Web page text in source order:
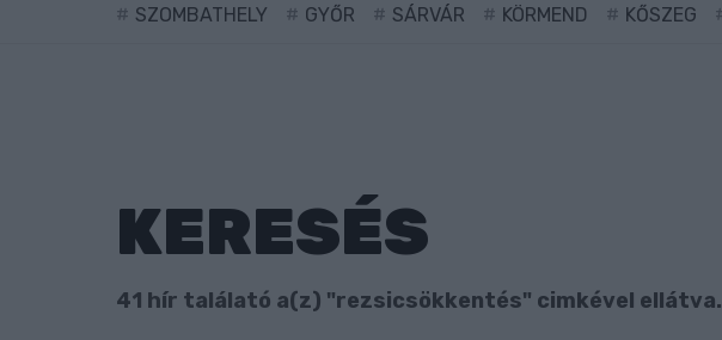
SZOMBATHELY GYŐR SÁRVÁR KÖRMEND KŐSZEG
KERESÉS
41 hír találató a(z) "rezsicsökkentés" cimkével ellátva.